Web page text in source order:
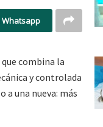
combina la
y controlada
a una nueva: más